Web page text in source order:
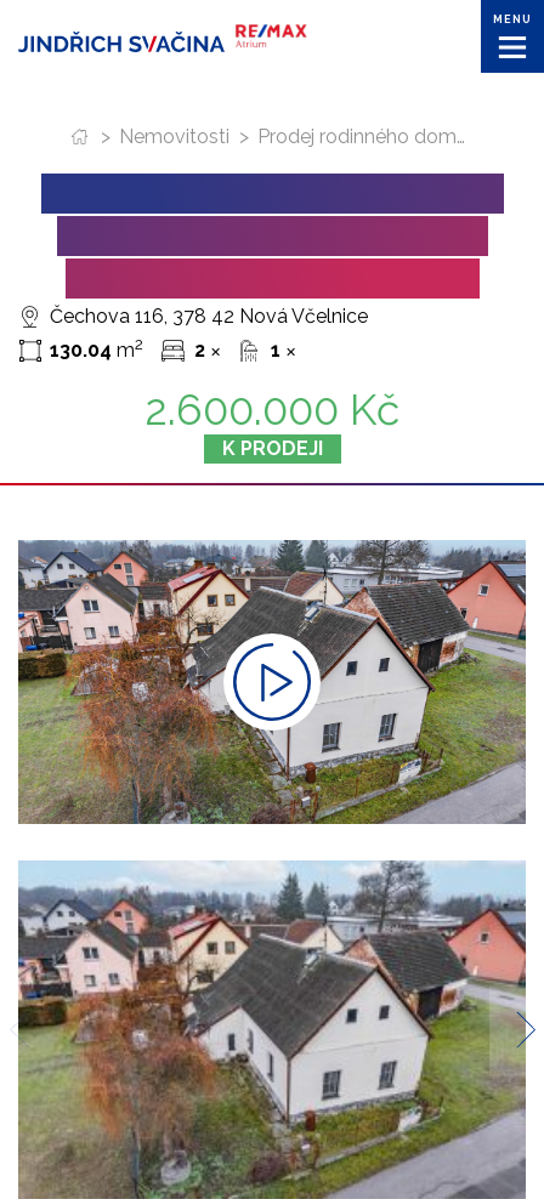
MENU
Čechova 116, 378 42 Nová Včelnice
130.04 m2 2 ✕ 1 ✕
2.600.000 Kč
K PRODEJI
> Nemovitosti > Prodej rodinného domu k rekonstrukci v Nové Včelnici (Čechova ul.)